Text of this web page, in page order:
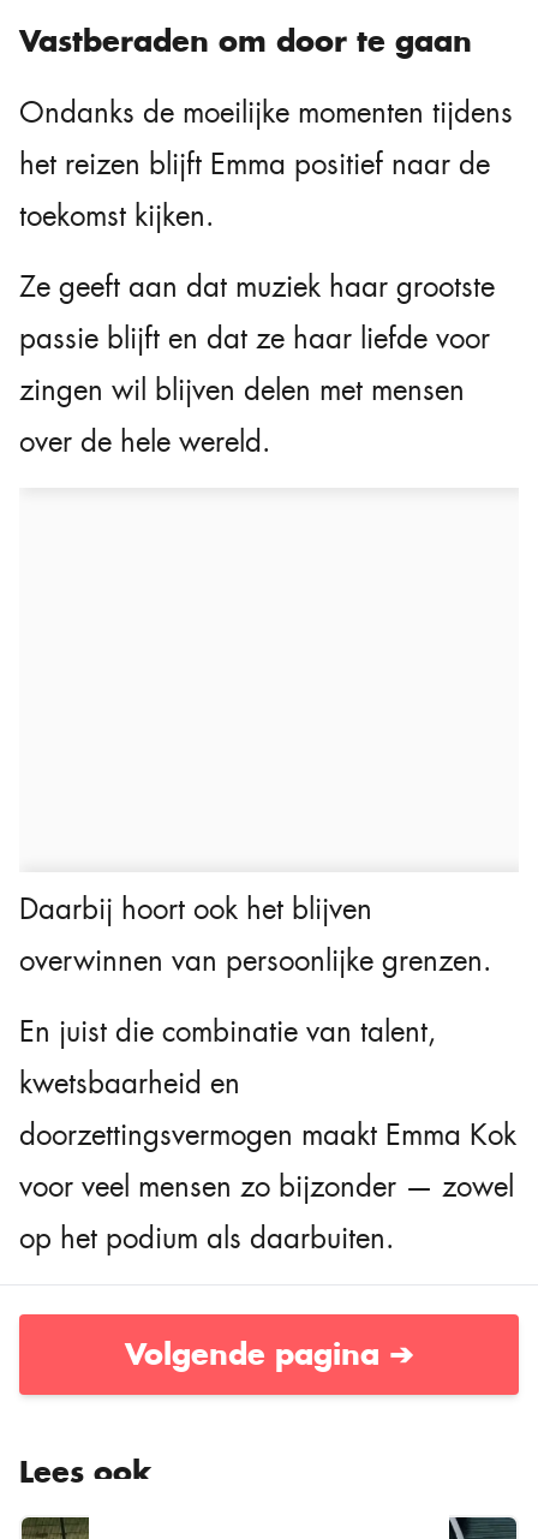
Vastberaden om door te gaan
Ondanks de moeilijke momenten tijdens
het reizen blijft Emma positief naar de
toekomst kijken.
Ze geeft aan dat muziek haar grootste
passie blijft en dat ze haar liefde voor
zingen wil blijven delen met mensen
over de hele wereld.
Daarbij hoort ook het blijven
overwinnen van persoonlijke grenzen.
En juist die combinatie van talent,
kwetsbaarheid en
doorzettingsvermogen maakt Emma Kok
voor veel mensen zo bijzonder — zowel
op het podium als daarbuiten.
Volgende pagina ➔
Lees ook